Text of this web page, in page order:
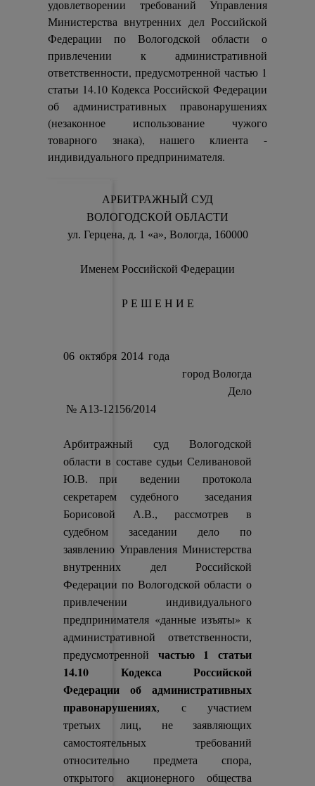
удовлетворении требований Управления
Министерства внутренних дел Российской
Федерации по Вологодской области о
привлечении к административной
ответственности, предусмотренной частью 1
статьи 14.10 Кодекса Российской Федерации
об административных правонарушениях
(незаконное использование чужого
товарного знака), нашего клиента -
индивидуального предпринимателя.
АРБИТРАЖНЫЙ СУД
ВОЛОГОДСКОЙ ОБЛАСТИ
ул. Герцена, д. 1 «а», Вологда, 160000
Именем Российской Федерации
Р Е Ш Е Н И Е
06 октября 2014 года
город Вологда
Дело
№ А13-12156/2014
Арбитражный суд Вологодской
области в составе судьи Селивановой
Ю.В. при ведении протокола
секретарем судебного заседания
Борисовой А.В., рассмотрев в
судебном заседании дело по
заявлению Управления Министерства
внутренних дел Российской
Федерации по Вологодской области о
привлечении индивидуального
предпринимателя «данные изъяты» к
административной ответственности,
предусмотренной частью 1 статьи
14.10 Кодекса Российской
Федерации об административных
правонарушениях, с участием
третьих лиц, не заявляющих
самостоятельных требований
относительно предмета спора,
открытого акционерного общества